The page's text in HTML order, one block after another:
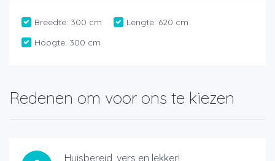
Breedte: 300 cm Lengte: 620 cm
Hoogte: 300 cm
Redenen om voor ons te kiezen
Huisbereid, vers en lekker!